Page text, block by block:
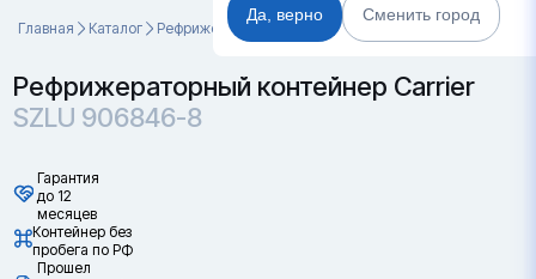
Да, верно Сменить город
Главная Каталог Рефрижераторные контейнеры SZLU 906846-8
Рефрижераторный контейнер Carrier
SZLU 906846-8
Гарантия
до 12
месяцев
Контейнер без
пробега по РФ
Прошел